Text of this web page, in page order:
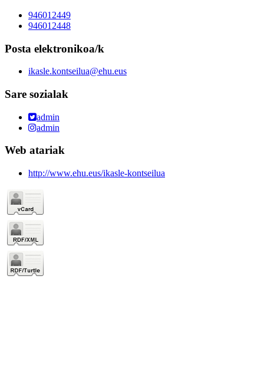
946012449
946012448
Posta elektronikoa/k
ikasle.kontseilua@ehu.eus
Sare sozialak
admin
admin
Web atariak
http://www.ehu.eus/ikasle-kontseilua